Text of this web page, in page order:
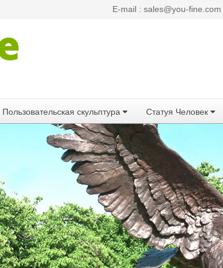
E-mail : sales@you-fine.com
Пользовательская скульптура Статуя Человек